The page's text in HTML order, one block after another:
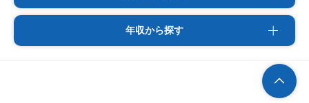
年収から探す